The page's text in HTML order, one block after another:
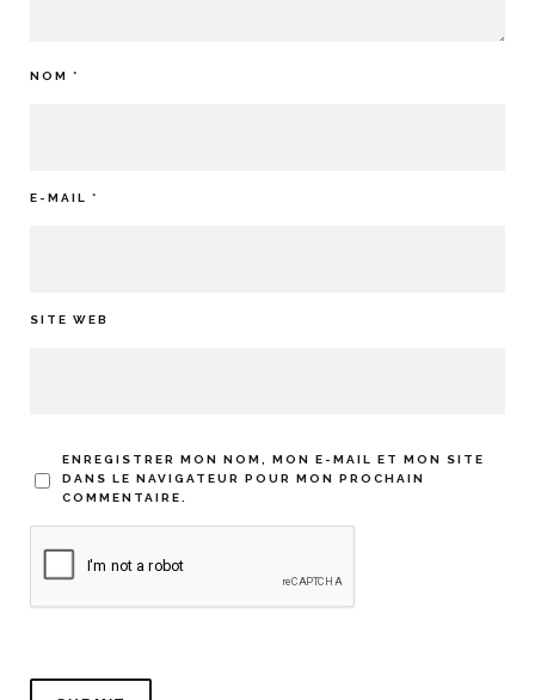
NOM *
E-MAIL *
SITE WEB
ENREGISTRER MON NOM, MON E-MAIL ET MON SITE
DANS LE NAVIGATEUR POUR MON PROCHAIN
COMMENTAIRE.